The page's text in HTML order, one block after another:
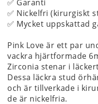
✅ Garanti
✅ Nickelfri (kirurgiskt
✅ Mycket uppskattad
Pink Love är ett par
vackra hjärtformade
Zirconia stenar i
Dessa läckra stud
och är tillverkade i
de är nickelfria.